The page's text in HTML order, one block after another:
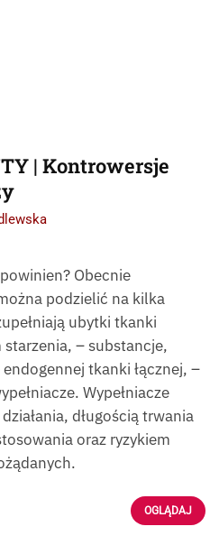
| Kontrowersje
Obecnie
podzielić na kilka
ubytki tkanki
– substancje,
tkanki łącznej, –
Wypełniacze
długością trwania
oraz ryzykiem
OGLĄDAJ